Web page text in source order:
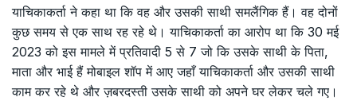
याचिकाकर्ता ने कहा था कि वह और उसकी साथी समलैंगिक हैं। वह दोनों
कुछ समय से एक साथ रह रहे थे। याचिकाकर्ता का आरोप था कि 30 मई
2023 को इस मामले में प्रतिवादी 5 से 7 जो कि उसके साथी के पिता,
माता और भाई हैं मोबाइल शॉप में आए जहाँ याचिकाकर्ता और उसकी साथी
काम कर रहे थे और ज़बरदस्ती उसके साथी को अपने घर लेकर चले गए।